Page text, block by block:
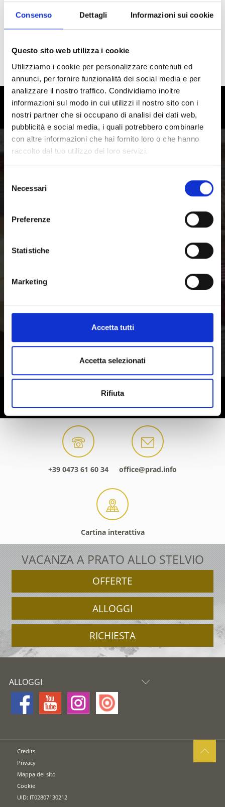
Consenso Dettagli Informazioni sui cookie
Questo sito web utilizza i cookie
Utilizziamo i cookie per personalizzare contenuti ed
annunci, per fornire funzionalità dei social media e per
analizzare il nostro traffico. Condividiamo inoltre
informazioni sul modo in cui utilizzi il nostro sito con i
nostri partner che si occupano di analisi dei dati web,
pubblicità e social media, i quali potrebbero combinarle
con altre informazioni che hai fornito loro o che hanno
raccolto dal tuo utilizzo dei loro servizi.
delNecessari
Preferenze
Statistiche
Marketing
Accetta tutti
Accetta selezionati
Rifiuta
Info
Informazioni sull'Apiario Stillebacher a Prato
Il miele in Alto Adige
Alto Adige - vivere i piaceri in Val
Venosta
Provate la varietà delle specialità locali della Val
+39 0473 61 60 34 office@prad.info
Cartina interattiva
VACANZA A PRATO ALLO STELVIO
OFFERTE
ALLOGGI
RICHIESTA
ALLOGGI
Credits
Privacy
Mappa del sito
Cookie
UID: IT02807130212